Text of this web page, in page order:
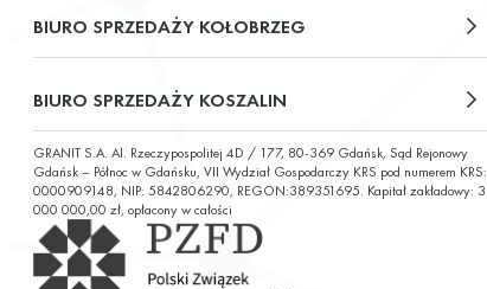
plac Władysława Broniewskiego 13/u2
BIURO SPRZEDAŻY KOŁOBRZEG
ul. Św. Wojciecha 6
BIURO SPRZEDAŻY KOSZALIN
ul. Chałubińskiego 9
GRANIT S.A. Al. Rzeczypospolitej 4D / 177, 80-369 Gdańsk, Sąd Rejonowy
Gdańsk – Północ w Gdańsku, VII Wydział Gospodarczy KRS pod numerem KRS:
0000909148, NIP: 5842806290, REGON:389351695. Kapitał zakładowy: 3
000 000,00 zł, opłacony w całości